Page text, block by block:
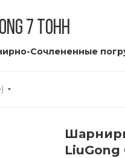
7 тонн
Сочлененные
LiuGong